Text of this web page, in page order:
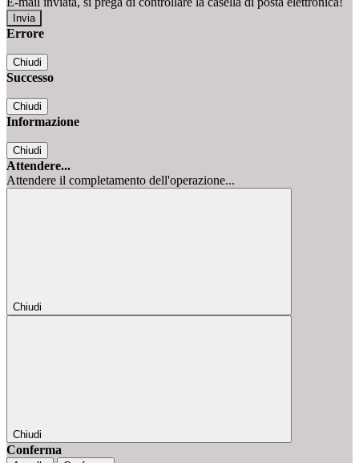
Errore
Chiudi
Successo
Chiudi
Informazione
Chiudi
Attendere...
Attendere il completamento dell'operazione...
Chiudi
Chiudi
Conferma